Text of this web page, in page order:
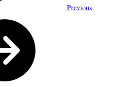
Previous